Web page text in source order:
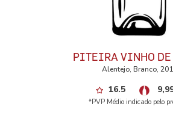
PITEIRA VINHO DE
Alentejo, Branco,
16.5
*PVP Médio indicado pelo